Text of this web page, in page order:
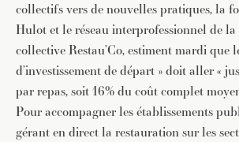
collectifs vers de nouvelles pratiques, la
Hulot et le réseau interprofessionnel de
collective Restau’Co, estiment mardi que
d’investissement de départ » doit aller «
par repas, soit 16% du coût complet
Pour accompagner les établissements
gérant en direct la restauration sur les